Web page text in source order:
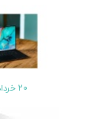
۲۰ خرداد ۰۳